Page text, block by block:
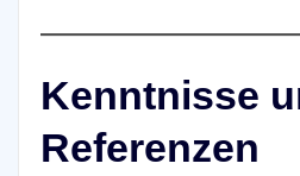
Kenntnisse
Referenzen